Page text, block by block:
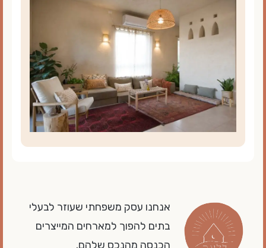
אנחנו עסק משפחתי שעוזר לבעלי
בתים להפוך למארחים המייצרים
הכנסה מהנכס שלהם.